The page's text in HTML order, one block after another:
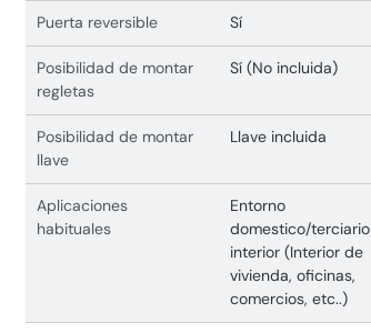
Puerta reversible Sí
Posibilidad de montar
regletas
Sí (No incluida)
Posibilidad de montar
llave
Llave incluida
Aplicaciones
habituales
Entorno
domestico/terciario
interior (Interior de
vivienda, oficinas,
comercios, etc..)